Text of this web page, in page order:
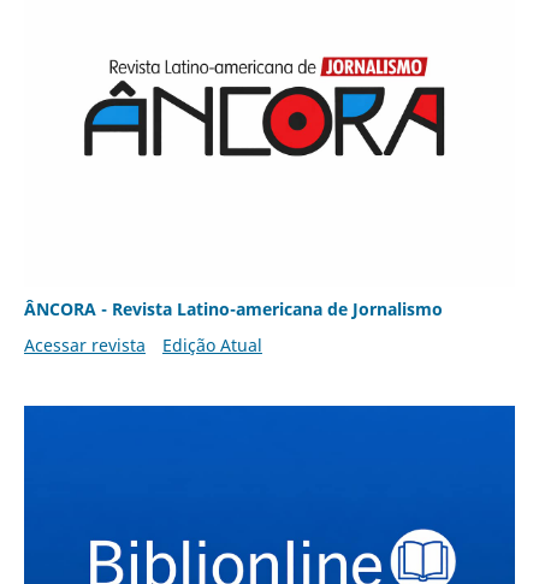
ÂNCORA - Revista Latino-americana de Jornalismo
Acessar revista
Edição Atual